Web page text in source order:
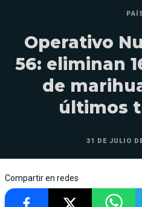
Operativo
56: eliminan
de
últimos
31 DE JULIO
Compartir en redes